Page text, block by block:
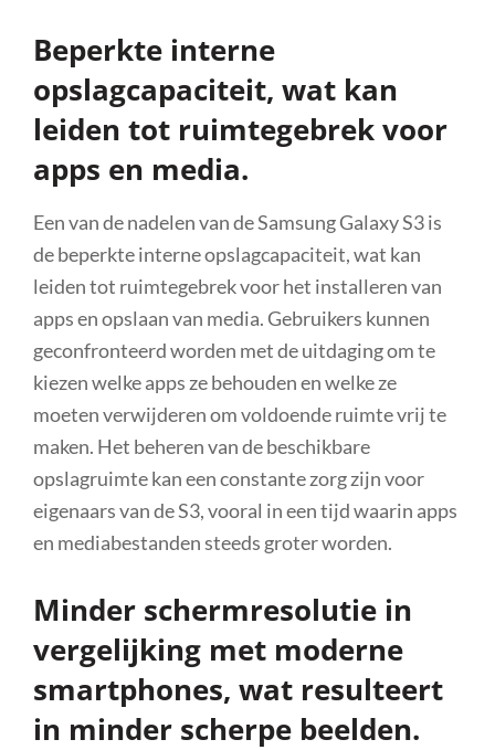
Beperkte interne
opslagcapaciteit, wat kan
leiden tot ruimtegebrek voor
apps en media.
Een van de nadelen van de Samsung Galaxy S3 is
de beperkte interne opslagcapaciteit, wat kan
leiden tot ruimtegebrek voor het installeren van
apps en opslaan van media. Gebruikers kunnen
geconfronteerd worden met de uitdaging om te
kiezen welke apps ze behouden en welke ze
moeten verwijderen om voldoende ruimte vrij te
maken. Het beheren van de beschikbare
opslagruimte kan een constante zorg zijn voor
eigenaars van de S3, vooral in een tijd waarin apps
en mediabestanden steeds groter worden.
Minder schermresolutie in
vergelijking met moderne
smartphones, wat resulteert
in minder scherpe beelden.